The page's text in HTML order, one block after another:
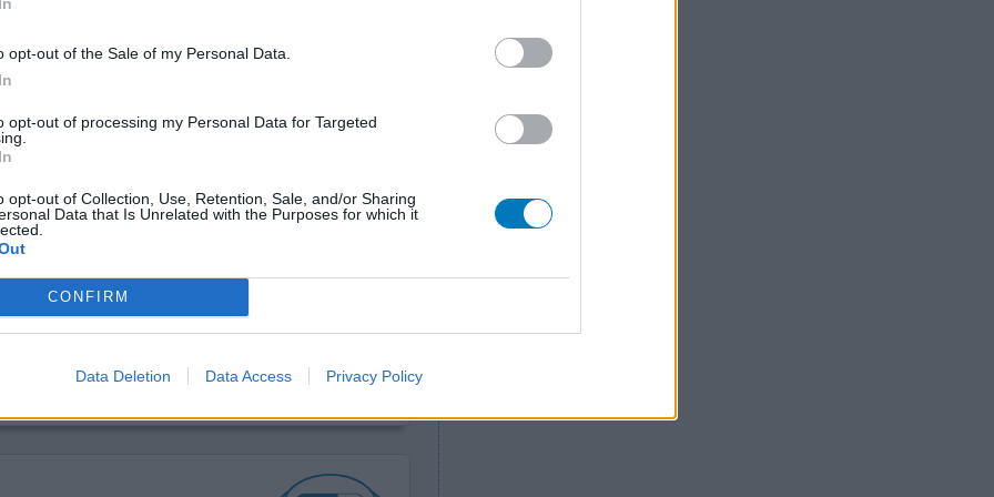
opt-out of the Sale of my Personal Data.
opt-out of processing my Personal Data for Targeted
opt-out of Collection, Use, Retention, Sale, and/or Sharing
Data that Is Unrelated with the Purposes for which it
CONFIRM
Data Deletion Data Access Privacy Policy
Effectiviteit
onderlijf
nadeel van de natrium variant is dat het vrij
Maar het voordeel is dat het middel wel
0 reacties